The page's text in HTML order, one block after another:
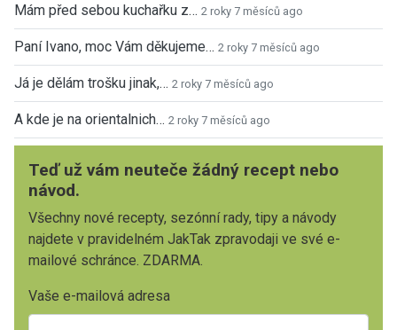
Mám před sebou kuchařku z… 2 roky 7 měsíců ago
Paní Ivano, moc Vám děkujeme… 2 roky 7 měsíců ago
Já je dělám trošku jinak,… 2 roky 7 měsíců ago
A kde je na orientalnich… 2 roky 7 měsíců ago
Teď už vám neuteče žádný recept nebo
návod.
Všechny nové recepty, sezónní rady, tipy a návody
najdete v pravidelném JakTak zpravodaji ve své e-
mailové schránce. ZDARMA.
Vaše e-mailová adresa